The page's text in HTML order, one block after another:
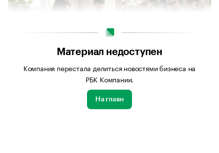
Источник изображения: Сгенерировано нейросетью ChatGPT
Материал недоступен
Компания перестала делиться новостями бизнеса на
РБК Компании.
На главн